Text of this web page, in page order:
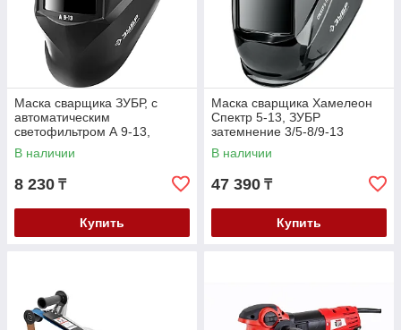
Маска сварщика ЗУБР, с
автоматическим
светофильтром А 9-13,
затемнение 4/9-13, серия
"Профессионал" (11076)
В наличии
8 230 ₸
Купить
Маска сварщика Хамелеон
Спектр 5-13, ЗУБР
затемнение 3/5-8/9-13
(11069_z01)
В наличии
47 390 ₸
Купить